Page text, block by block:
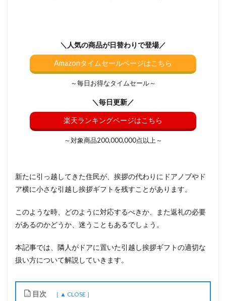
＼人気の商品が日替わりで登場／
Amazonタイムセールページはこちら
～毎日お得なタイムセール～
＼毎日更新／
楽天ランキングページはこちら
～対象商品200,000,000点以上～
新たに引っ越してきた住民が、挨拶の代わりにドアノブやド
ア横に小さな引越し挨拶ギフトを残すことがあります。
このような時、どのように対応するべきか、また返礼の必要
があるのかどうか、迷うこともあるでしょう。
本記事では、隣人がドアに置いた引越し挨拶ギフトの適切な
扱い方について解説していきます。
目次